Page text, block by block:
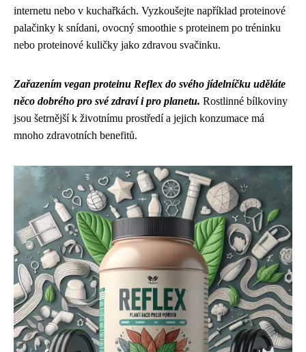
internetu nebo v kuchařkách. Vyzkoušejte například proteinové
palačinky k snídani, ovocný smoothie s proteinem po tréninku
nebo proteinové kuličky jako zdravou svačinku.
Zařazením vegan proteinu Reflex do svého jídelníčku uděláte
něco dobrého pro své zdraví i pro planetu. Rostlinné bílkoviny
jsou šetrnější k životnímu prostředí a jejich konzumace má
mnoho zdravotních benefitů.